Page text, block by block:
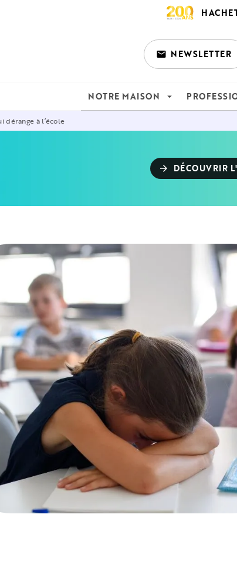
email NEWSLETTER
NOTRE MAISON arrow_drop_down
dérange à l’école
arrow_forward DÉCOUVRIR